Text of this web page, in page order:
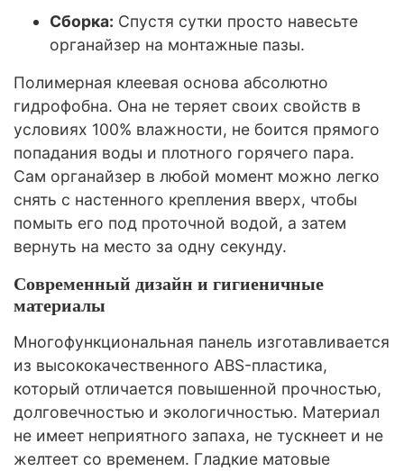
Сборка: Спустя сутки просто навесьте
органайзер на монтажные пазы.
Полимерная клеевая основа абсолютно
гидрофобна. Она не теряет своих свойств в
условиях 100% влажности, не боится прямого
попадания воды и плотного горячего пара.
Сам органайзер в любой момент можно легко
снять с настенного крепления вверх, чтобы
помыть его под проточной водой, а затем
вернуть на место за одну секунду.
Современный дизайн и гигиеничные
материалы
Многофункциональная панель изготавливается
из высококачественного ABS-пластика,
который отличается повышенной прочностью,
долговечностью и экологичностью. Материал
не имеет неприятного запаха, не тускнеет и не
желтеет со временем. Гладкие матовые